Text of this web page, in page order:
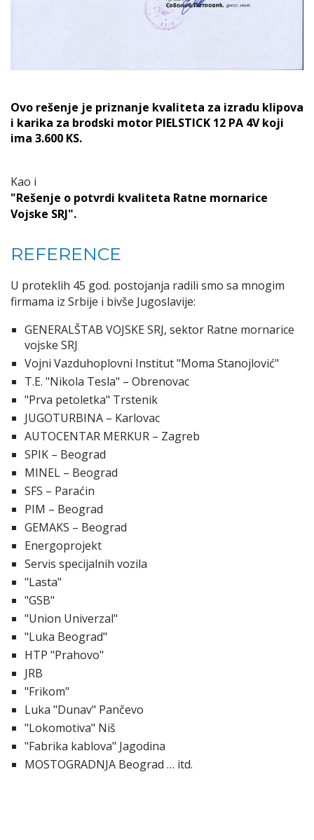
Ovo rešenje je priznanje kvaliteta za izradu klipova
i karika za brodski motor PIELSTICK 12 PA 4V koji
ima 3.600 KS.
Kao i
"Rešenje o potvrdi kvaliteta Ratne mornarice
Vojske SRJ".
REFERENCE
U proteklih 45 god. postojanja radili smo sa mnogim
firmama iz Srbije i bivše Jugoslavije:
GENERALŠTAB VOJSKE SRJ, sektor Ratne mornarice
vojske SRJ
Vojni Vazduhoplovni Institut "Moma Stanojlović"
T.E. "Nikola Tesla" – Obrenovac
"Prva petoletka" Trstenik
JUGOTURBINA – Karlovac
AUTOCENTAR MERKUR – Zagreb
SPIK – Beograd
MINEL – Beograd
SFS – Paraćin
PIM – Beograd
GEMAKS – Beograd
Energoprojekt
Servis specijalnih vozila
"Lasta"
"GSB"
"Union Univerzal"
"Luka Beograd"
HTP "Prahovo"
JRB
"Frikom"
Luka "Dunav" Pančevo
"Lokomotiva" Niš
"Fabrika kablova" Jagodina
MOSTOGRADNJA Beograd … itd.